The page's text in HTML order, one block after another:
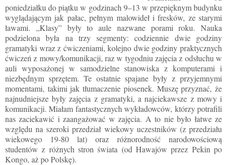
poniedziałku do piątku w godzinach 9–13 w przepięknym budynku
wyglądającym jak pałac, pełnym malowideł i fresków, ze starymi
ławami. „Klasy” były to aule nazwane porami roku. Nauka
podzielona była na trzy segmenty: codziennie dwie godziny
gramatyki wraz z ćwiczeniami, kolejno dwie godziny praktycznych
ćwiczeń z mowy/komunikacji, raz w tygodniu zajęcia z odsłuchu w
auli wyposażonej w samodzielne stanowiska z komputerami i
niezbędnym sprzętem. Te ostatnie spajane były z przyjemnymi
momentami, takimi jak tłumaczenie piosenek. Muszę przyznać, że
najnudniejsze były zajęcia z gramatyki, a najciekawsze z mowy i
komunikacji. Miałam fantastycznych wykładowców, którzy potrafili
nas zaciekawić i zaangażować w zajęcia. A to nie było łatwe ze
względu na szeroki przedział wiekowy uczestników (z przedziału
wiekowego 19-80 lat) oraz różnorodność narodowościową
studentów z różnych stron świata (od Hawajów przez Pekin po
Kongo, aż po Polskę).